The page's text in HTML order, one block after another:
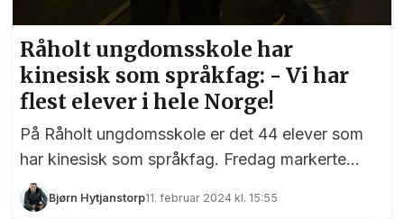
Råholt ungdomsskole har
kinesisk som språkfag: - Vi har
flest elever i hele Norge!
På Råholt ungdomsskole er det 44 elever som
har kinesisk som språkfag. Fredag markerte
elevene kinesisk nyttår, og kantina på skolen var
pyntet til fest.
Bjørn Hytjanstorp11. februar 2024 kl. 15:55